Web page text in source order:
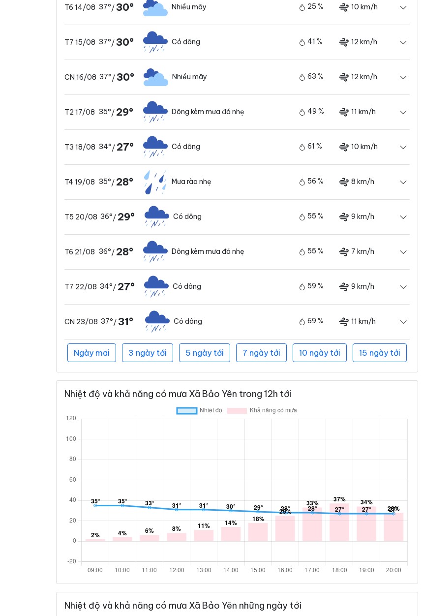
T6 14/08 37°/30° Nhiều mây 25 % 10 km/h
T7 15/08 37°/30° Có dông 41 % 12 km/h
CN 16/08 37°/30° Nhiều mây 63 % 12 km/h
T2 17/08 35°/ 29° Dông kèm mưa đá nhẹ 49 % 11 km/h
T3 18/08 34°/ 27° Có dông 61 % 10 km/h
T4 19/08 35°/ 28° Mưa rào nhẹ 56 % 8 km/h
T5 20/08 36°/ 29° Có dông 55 % 9 km/h
T6 21/08 36°/ 28° Dông kèm mưa đá nhẹ 55 % 7 km/h
T7 22/08 34°/ 27° Có dông 59 % 9 km/h
CN 23/08 37°/31° Có dông 69 % 11 km/h
Ngày mai 3 ngày tới 5 ngày tới 7 ngày tới 10 ngày tới 15 ngày tới
Nhiệt độ và khả năng có mưa Xã Bảo Yên trong 12h tới
Nhiệt độ và khả năng có mưa Xã Bảo Yên những ngày tới